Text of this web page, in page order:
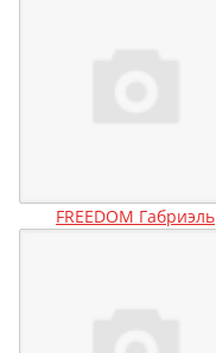
FREEDOM Габриэль